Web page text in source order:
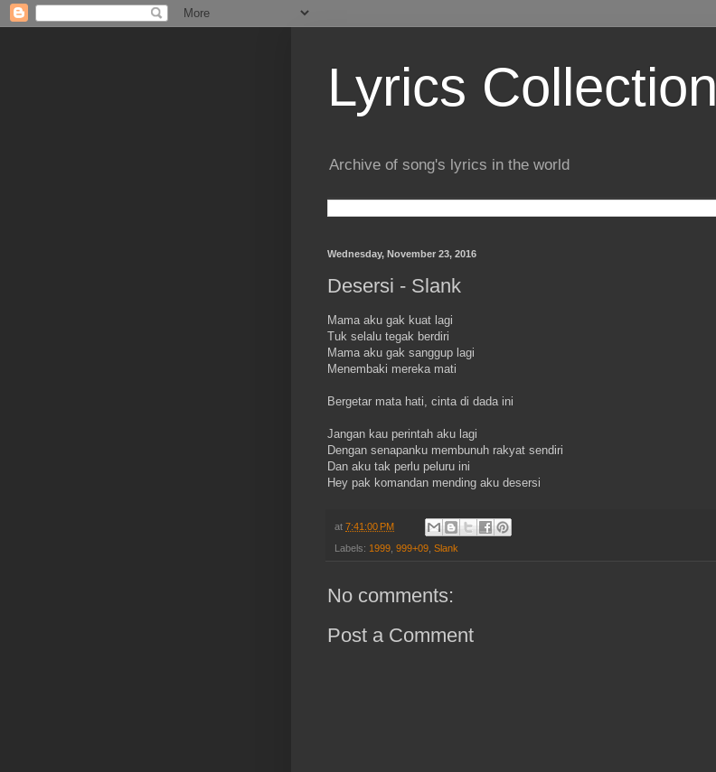
Lyrics Collection
Archive of song's lyrics in the world
Wednesday, November 23, 2016
Desersi - Slank
Mama aku gak kuat lagi
Tuk selalu tegak berdiri
Mama aku gak sanggup lagi
Menembaki mereka mati
Bergetar mata hati, cinta di dada ini
Jangan kau perintah aku lagi
Dengan senapanku membunuh rakyat sendiri
Dan aku tak perlu peluru ini
Hey pak komandan mending aku desersi
at 7:41:00 PM
Labels: 1999, 999+09, Slank
No comments:
Post a Comment